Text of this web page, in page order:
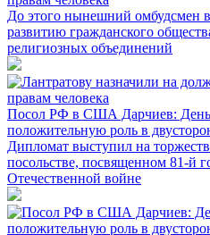
До этого нынешний омбудсмен
развитию гражданского
религиозных объединений
Посол РФ в США Дарчиев: День
положительную роль в
Дипломат выступил на
посольстве, посвященном 81-й
Отечественной войне